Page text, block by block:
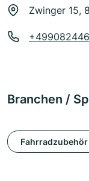
Zwinger 15,
Branchen /
Fahrradzubehör